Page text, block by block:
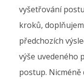
vyšetřování
kroků,
předchozích
výše uvedeného
postup.